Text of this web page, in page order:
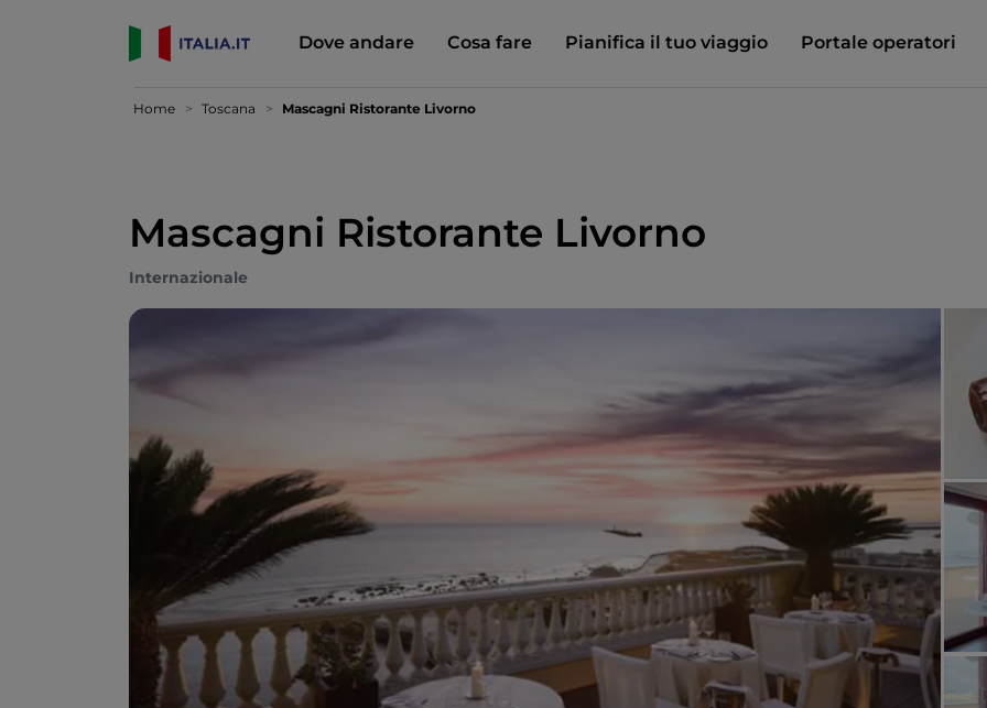
Dove andare Cosa fare Pianifica il tuo viaggio Portale operatori
Home Toscana Mascagni Ristorante Livorno
Mascagni Ristorante Livorno
Internazionale